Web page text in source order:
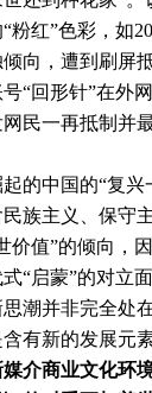
粉红”色彩，如
向，遭到刷屏
“回形针”在外
民一再抵制并
的中国的“复兴
族主义、保守
价值”的倾向，
“启蒙”的对立
潮并非完全处
有新的发展元
介商业文化环